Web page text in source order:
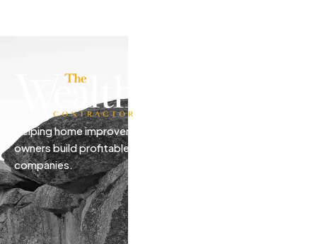
Helping home improvement business
owners build profitable, freedom-driven
companies.